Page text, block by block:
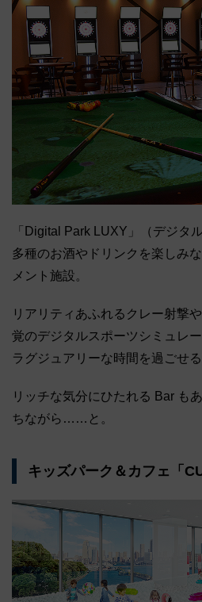
「Digital Park LUXY」（デジタ
多種のお酒やドリンクを楽しみ
メント施設。
リアリティあふれるクレー射撃
覚のデジタルスポーツシミュレ
ラグジュアリーな時間を過ごせる
リッチな気分にひたれる Bar も
ちながら……と。
キッズパーク＆カフェ「